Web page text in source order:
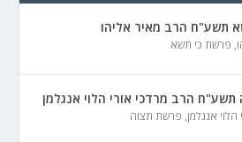
תשע"ח הרב מאיר אליהו
, פרשת כי תשא
תשע"ח הרב מרדכי אורי הלוי אנגלמן
אנגלמן, פרשת תצוה